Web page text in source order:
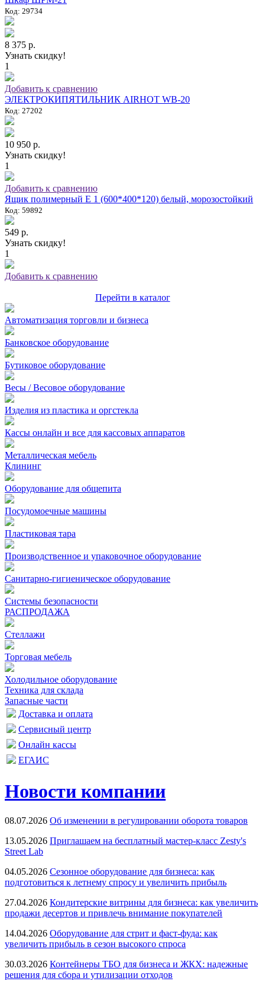
Код: 29734
8 375 р.
Узнать скидку!
1
Добавить к сравнению
ЭЛЕКТРОКИПЯТИЛЬНИК AIRHOT WB-20
Код: 27202
10 950 р.
Узнать скидку!
1
Добавить к сравнению
Ящик полимерный E 1 (600*400*120) белый, морозостойкий
Код: 59892
549 р.
Узнать скидку!
1
Добавить к сравнению
Перейти в каталог
Автоматизация торговли и бизнеса
Банковское оборудование
Бутиковое оборудование
Весы / Весовое оборудование
Изделия из пластика и оргстекла
Кассы онлайн и все для кассовых аппаратов
Металлическая мебель
Клининг
Оборудование для общепита
Посудомоечные машины
Пластиковая тара
Производственное и упаковочное оборудование
Санитарно-гигиеническое оборудование
Системы безопасности
РАСПРОДАЖА
Стеллажи
Торговая мебель
Холодильное оборудование
Техника для склада
Запасные части
Доставка и оплата
Сервисный центр
Онлайн кассы
ЕГАИС
Новости компании
08.07.2026 Об изменении в регулировании оборота товаров
13.05.2026 Приглашаем на бесплатный мастер-класс Zesty's
Street Lab
04.05.2026 Сезонное оборудование для бизнеса: как
подготовиться к летнему спросу и увеличить прибыль
27.04.2026 Кондитерские витрины для бизнеса: как увеличить
продажи десертов и привлечь внимание покупателей
14.04.2026 Оборудование для стрит и фаст-фуда: как
увеличить прибыль в сезон высокого спроса
30.03.2026 Контейнеры ТБО для бизнеса и ЖКХ: надежные
решения для сбора и утилизации отходов